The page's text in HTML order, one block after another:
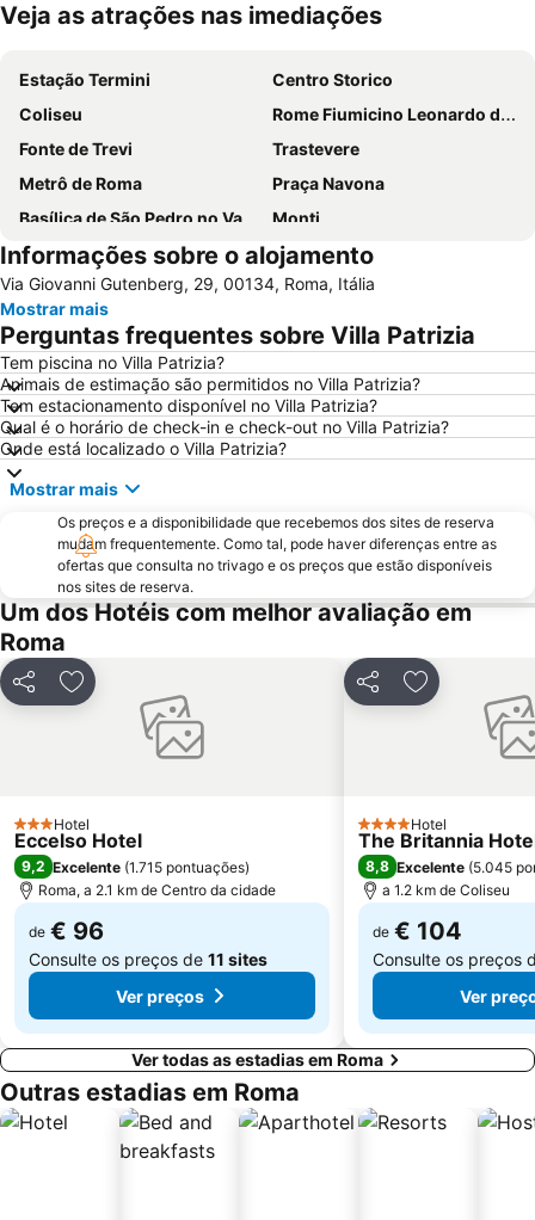
Ampliar mapa
Veja as atrações nas imediações
Estação Termini
Centro Storico
Coliseu
Rome Fiumicino Leonardo da Vinci International Airport
Fonte de Trevi
Trastevere
Metrô de Roma
Praça Navona
Basílica de São Pedro no Vaticano
Monti
Termini Metro Station
Praça de Espanha
Prati
Panteão
Basílica de Santa Maria Maggiore
Barberini - Fontana di Trevi Metro Station
International Airport Roma Ciampino
Praça de São Pedro
Trevi
Ostia
Lungotevere Castello & Vaticano
Via del Corso
Museu Vaticano
Termas de Caracala
Colosseo Metro Station
Estádio Olímpico de Roma
Parioli
La Santa Sede
La Sapienza - Città Universitaria
Fiera di Roma
Via Nazionale
Via Veneto Rome
Ostia Antica
Roma Ostiense Railway Station
Nomentano - San Lorenzo
Piazza Campo de' Fiori
Stazione Tiburtina
Fórum Romano
Ottaviano - San Pietro - Musei Vaticani Metro Station
Lido di Ostia Levante
San Giovanni
Santa Cecilia in Trastevere
Santa Maria en Trastevere
Informações sobre o alojamento
Via Giovanni Gutenberg, 29, 00134, Roma, Itália
Mostrar mais
Perguntas frequentes sobre Villa Patrizia
Tem piscina no Villa Patrizia?
Animais de estimação são permitidos no Villa Patrizia?
Tem estacionamento disponível no Villa Patrizia?
Qual é o horário de check-in e check-out no Villa Patrizia?
Onde está localizado o Villa Patrizia?
Mostrar mais
Os preços e a disponibilidade que recebemos dos sites de reserva
mudam frequentemente. Como tal, pode haver diferenças entre as
ofertas que consulta no trivago e os preços que estão disponíveis
nos sites de reserva.
Um dos Hotéis com melhor avaliação em
Roma
PartilharAdicionar aos favoritos
3 Estrelas
Hotel
Eccelso Hotel
9,2 Excelente (1.715 pontuações)
Roma, a 2.1 km de Centro da cidade
de € 96
Consulte os preços de 11 sites
Ver preços
PartilharAdicionar
4 Estrelas
Hotel
The Britannia
8,8 Excelente (5.045
a 1.2 km de Coliseu
de € 104
Consulte os preços
Ver
Ver todas as estadias em Roma
Outras estadias em Roma